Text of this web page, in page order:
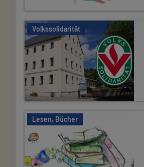
Volkssolidarität
Lesen, Bücher